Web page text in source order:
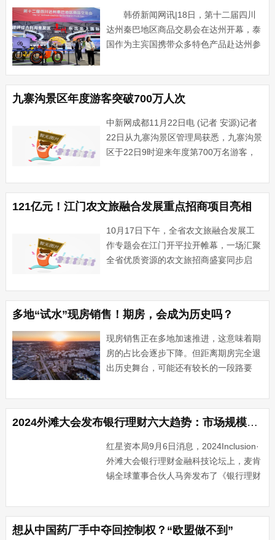
韩侨新闻网讯|18日，第十二届四川
达州秦巴地区商品交易会在达州开幕，泰
国作为主宾国携带众多特色产品赴达州参
九寨沟景区年度游客突破700万人次
中新网成都11月22日电 (记者 安源)记者
22日从九寨沟景区管理局获悉，九寨沟景
区于22日9时迎来年度第700万名游客，
较去年同期增长27.05%。这一里程碑不
仅标志着九寨沟实现了从600万到700万
人···...
121亿元！江门农文旅融合发展重点招商项目亮相
10月17日下午，全省农文旅融合发展工
作专题会在江门开平拉开帷幕，一场汇聚
全省优质资源的农文旅招商盛宴同步启
重点招商项目，意向资金需求总额359亿
元，充分展现了农文旅融合领域巨大的发
展潜力与市场信心。作···...
多地“试水”现房销售！期房，会成为历史吗？
现房销售正在多地加速推进，这意味着期
房的占比会逐步下降。但距离期房完全退
出历史舞台，可能还有较长的一段路要
资源交易中心挂牌的一宗地在出让环节就
要求“商品住房需全部实行现房销售”。去
年8月，深圳出让的A0···...
2024外滩大会发布银行理财六大趋势：市场规模将达到50万亿
红星资本局9月6日消息，2024Inclusion·
外滩大会银行理财金融科技论坛上，麦肯
锡全球董事合伙人马奔发布了《银行理财
经营者等新客群以及AI大模型等新技术的
应用将重塑银行理财的未来。据悉，这六
大趋势···...
想从中国药厂手中夺回控制权？“欧盟做不到”